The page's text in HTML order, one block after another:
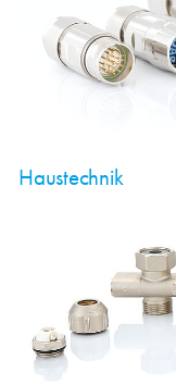
Haustechnik